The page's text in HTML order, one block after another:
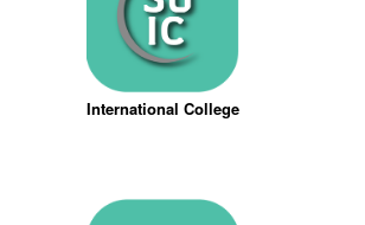
International College